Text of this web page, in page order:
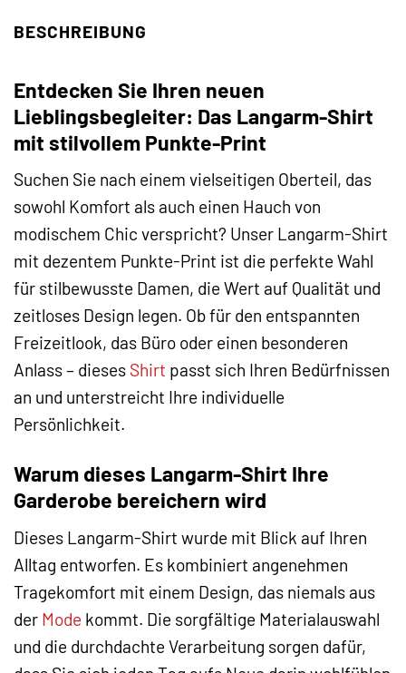
BESCHREIBUNG
Entdecken Sie Ihren neuen
Lieblingsbegleiter: Das Langarm-Shirt
mit stilvollem Punkte-Print
Suchen Sie nach einem vielseitigen Oberteil, das
sowohl Komfort als auch einen Hauch von
modischem Chic verspricht? Unser Langarm-Shirt
mit dezentem Punkte-Print ist die perfekte Wahl
für stilbewusste Damen, die Wert auf Qualität und
zeitloses Design legen. Ob für den entspannten
Freizeitlook, das Büro oder einen besonderen
Anlass – dieses Shirt passt sich Ihren Bedürfnissen
an und unterstreicht Ihre individuelle
Persönlichkeit.
Warum dieses Langarm-Shirt Ihre
Garderobe bereichern wird
Dieses Langarm-Shirt wurde mit Blick auf Ihren
Alltag entworfen. Es kombiniert angenehmen
Tragekomfort mit einem Design, das niemals aus
der Mode kommt. Die sorgfältige Materialauswahl
und die durchdachte Verarbeitung sorgen dafür,